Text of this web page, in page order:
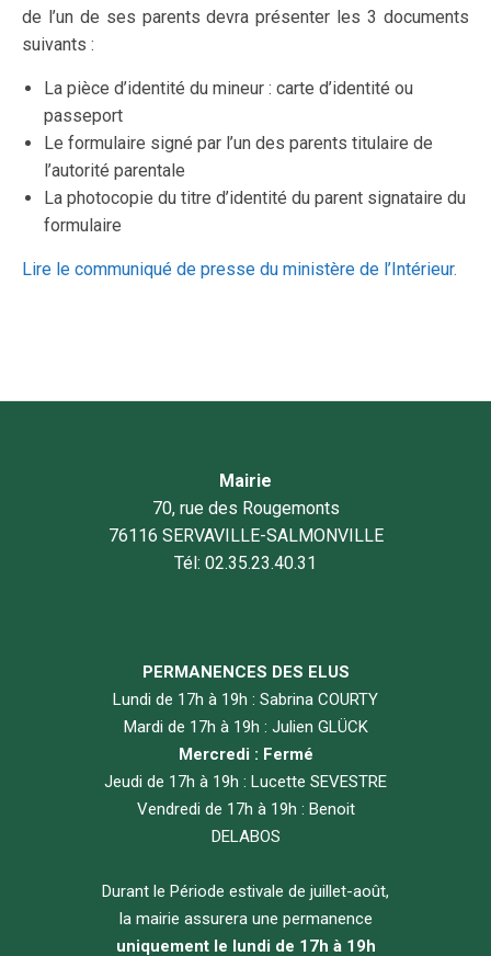
de l’un de ses parents devra présenter les 3 documents
suivants :
La pièce d’identité du mineur : carte d’identité ou
passeport
Le formulaire signé par l’un des parents titulaire de
l’autorité parentale
La photocopie du titre d’identité du parent signataire du
formulaire
Lire le communiqué de presse du ministère de l’Intérieur.
Mairie
70, rue des Rougemonts
76116 SERVAVILLE-SALMONVILLE
Tél: 02.35.23.40.31
PERMANENCES DES ELUS
Lundi de 17h à 19h : Sabrina COURTY
Mardi de 17h à 19h : Julien GLÜCK
Mercredi : Fermé
Jeudi de 17h à 19h : Lucette SEVESTRE
Vendredi de 17h à 19h : Benoit
DELABOS
Durant le Période estivale de juillet-août,
la mairie assurera une permanence
uniquement le lundi de 17h à 19h